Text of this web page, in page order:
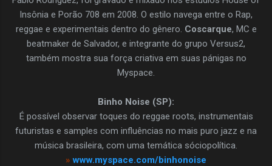
Insônia e Porão 708 em 2008. O estilo navega entre o Rap,
reggae e experimentais dentro do gênero. Coscarque, MC e
beatmaker de Salvador, e integrante do grupo Versus2,
também mostra sua força criativa em suas pánigas no
Myspace.
Binho Noise (SP):
É possível observar toques do reggae roots, instrumentais
futuristas e samples com influências no mais puro jazz e na
música brasileira, com uma temática sóciopolítica.
»www.myspace.com/binhonoise